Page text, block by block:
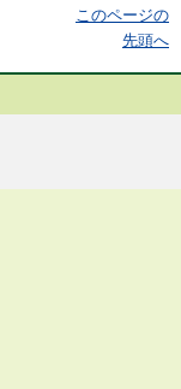
このページの
先頭へ